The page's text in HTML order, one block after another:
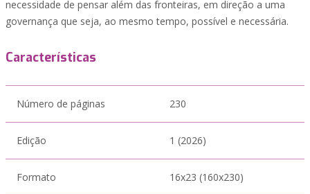
necessidade de pensar além das fronteiras, em direção a uma
governança que seja, ao mesmo tempo, possível e necessária.
Características
Número de páginas 230
Edição 1 (2026)
Formato 16x23 (160x230)